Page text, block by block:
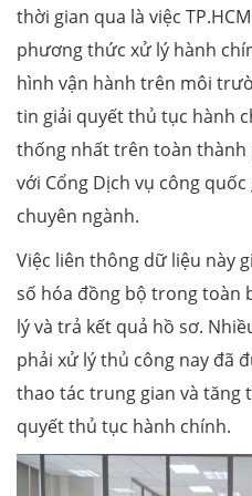
thời gian qua là việc
phương thức xử lý hành
hình vận hành trên môi
tin giải quyết thủ tục hành
thống nhất trên toàn thành
với Cổng Dịch vụ công
chuyên ngành.
Việc liên thông dữ liệu này
số hóa đồng bộ trong toàn
lý và trả kết quả hồ sơ.
phải xử lý thủ công nay đã
thao tác trung gian và tăng
quyết thủ tục hành chính.